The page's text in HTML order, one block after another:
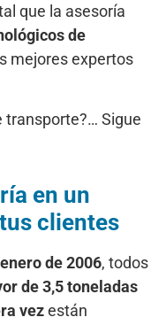
que la asesoría
de
mejores expertos
transporte?… Sigue
en un
clientes
de 2006, todos
de 3,5 toneladas
vezestán